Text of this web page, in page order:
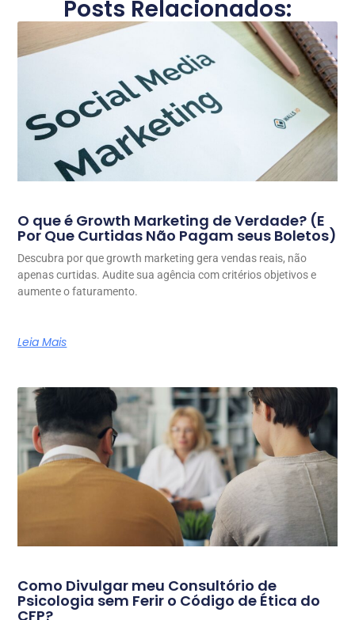
Posts Relacionados:
O que é Growth Marketing de Verdade? (E
Por Que Curtidas Não Pagam seus Boletos)
Descubra por que growth marketing gera vendas reais, não
apenas curtidas. Audite sua agência com critérios objetivos e
aumente o faturamento.
Leia Mais
Como Divulgar meu Consultório de
Psicologia sem Ferir o Código de Ética do
CFP?